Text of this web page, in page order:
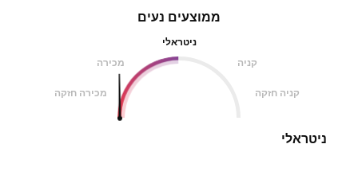
ממוצעים נעים
ניטראלי
מכירה
קניה
מכירה חזקה קניה חזקה
ניטראלי